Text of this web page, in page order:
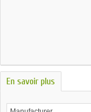
En savoir plus